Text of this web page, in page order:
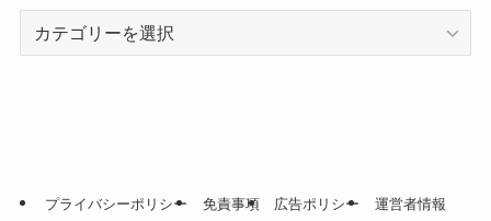
プライバシーポリシー 免責事項 広告ポリシー 運営者情報